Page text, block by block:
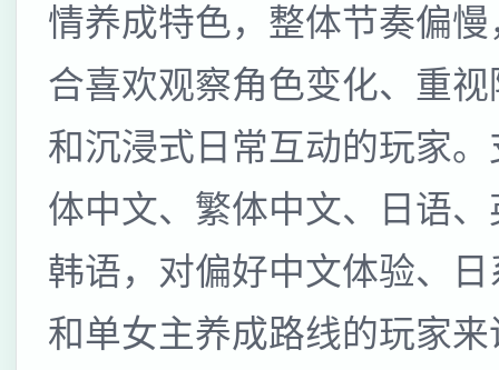
情养成特色，整体节奏偏
合喜欢观察角色变化、重
和沉浸式日常互动的玩家
体中文、繁体中文、日语
韩语，对偏好中文体验、
和单女主养成路线的玩家